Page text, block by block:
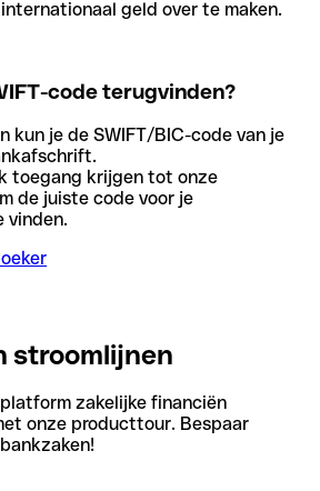
geld over te maken.
code terugvinden?
kun je de SWIFT/BIC-code van je
toegang krijgen tot onze
de juiste code voor je
vinden.
stroomlijnen
zakelijke financiën
onze producttour. Bespaar